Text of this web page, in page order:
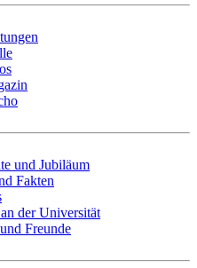
und Jubiläum
Fakten
der Universität
Freunde